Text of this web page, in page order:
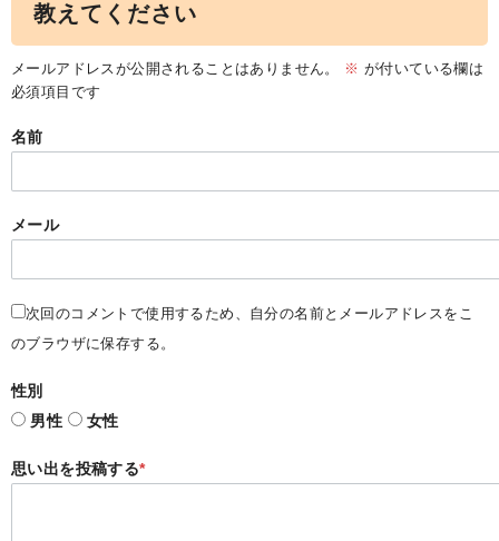
教えてください
メールアドレスが公開されることはありません。 ※ が付いている欄は
必須項目です
名前
メール
次回のコメントで使用するため、自分の名前とメールアドレスをこ
のブラウザに保存する。
性別
男性
女性
思い出を投稿する*